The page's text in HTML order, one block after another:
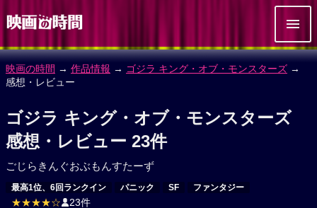
映画の時間 → 作品情報 → ゴジラ キング・オブ・モンスターズ →
感想・レビュー
ゴジラ キング・オブ・モンスターズ
感想・レビュー 23件
ごじらきんぐおぶもんすたーず
最高1位、6回ランクイン パニック SF ファンタジー
★★★★☆ 23件